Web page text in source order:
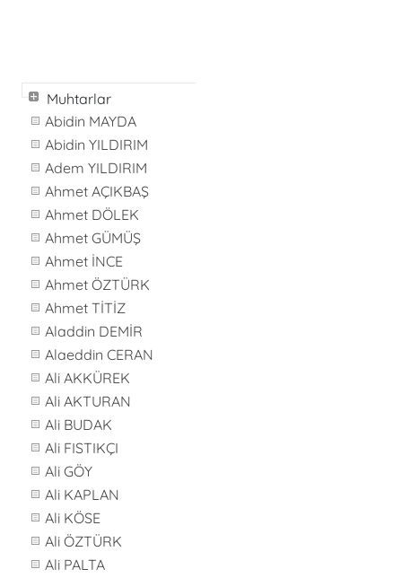
Muhtarlar
Abidin MAYDA
Abidin YILDIRIM
Adem YILDIRIM
Ahmet AÇIKBAŞ
Ahmet DÖLEK
Ahmet GÜMÜŞ
Ahmet İNCE
Ahmet ÖZTÜRK
Ahmet TİTİZ
Aladdin DEMİR
Alaeddin CERAN
Ali AKKÜREK
Ali AKTURAN
Ali BUDAK
Ali FISTIKÇI
Ali GÖY
Ali KAPLAN
Ali KÖSE
Ali ÖZTÜRK
Ali PALTA